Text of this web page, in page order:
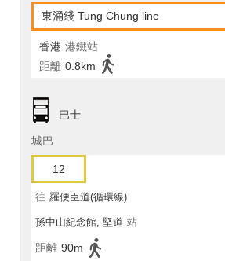
東涌綫 Tung Chung line
香港 港鐵站
距離 0.8km
巴士
城巴
12
往 羅便臣道(循環線)
孫中山紀念館, 堅道 站
距離 90m